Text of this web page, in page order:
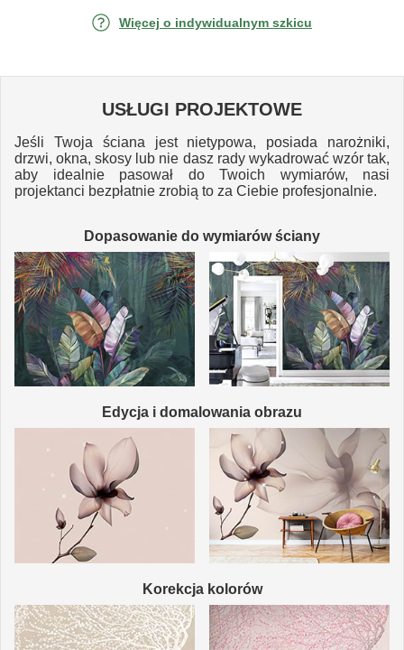
Więcej o indywidualnym szkicu
USŁUGI PROJEKTOWE
Jeśli Twoja ściana jest nietypowa, posiada narożniki,
drzwi, okna, skosy lub nie dasz rady wykadrować wzór tak,
aby idealnie pasował do Twoich wymiarów, nasi
projektanci bezpłatnie zrobią to za Ciebie profesjonalnie.
Dopasowanie do wymiarów ściany
Edycja i domalowania obrazu
Korekcja kolorów